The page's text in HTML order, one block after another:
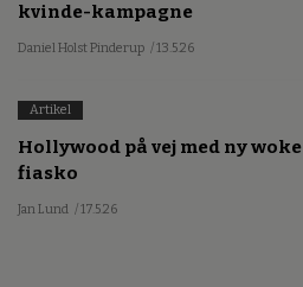
kvinde-kampagne
Daniel Holst Pinderup / 13.5.26
Artikel
Hollywood på vej med ny woke
fiasko
Jan Lund / 17.5.26